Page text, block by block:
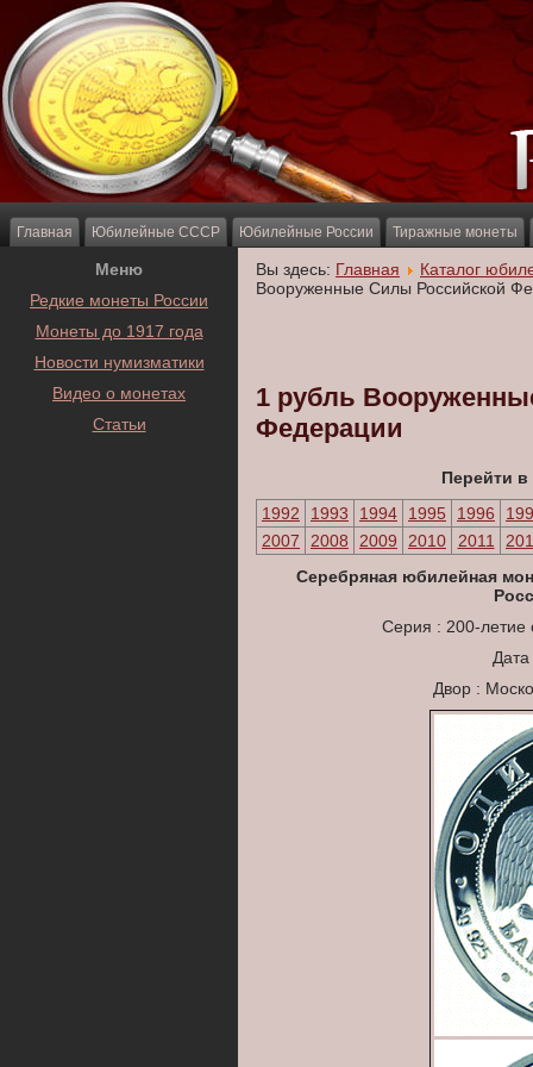
Главная Юбилейные СССР Юбилейные России Тиражные монеты
Меню
Редкие монеты России
Монеты до 1917 года
Новости нумизматики
Видео о монетах
Статьи
Вы здесь: Главная
Каталог
Вооруженные Силы Российской
1 рубль
Федерации
Перейти в
1992
1993 1994 1995 1996
2007
2008 2009 2010 2011
Серебряная юбилейная
Серия : 200-летие
Двор :